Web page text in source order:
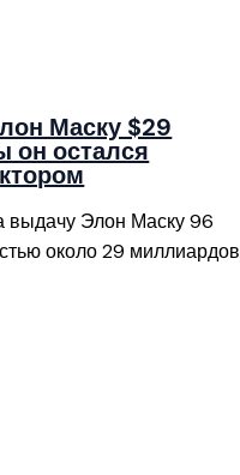
Маску $29
он остался
выдачу Элон Маску 96
около 29 миллиардов